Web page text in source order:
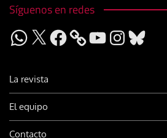
Síguenos en redes
WhatsApp
X Facebook YouTubeInstagram
Bluesky
La revista
El equipo
Contacto